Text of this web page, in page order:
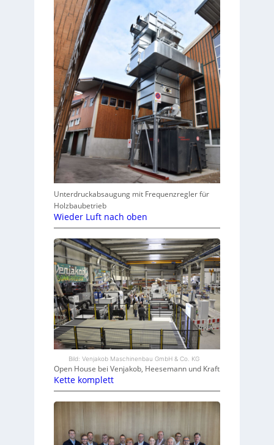
Unterdruckabsaugung mit Frequenzregler für
Holzbaubetrieb
Wieder Luft nach oben
Bild: Venjakob Maschinenbau GmbH & Co. KG
Open House bei Venjakob, Heesemann und Kraft
Kette komplett